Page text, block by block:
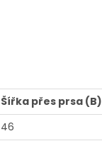
Šířka přes prsa (B)
46